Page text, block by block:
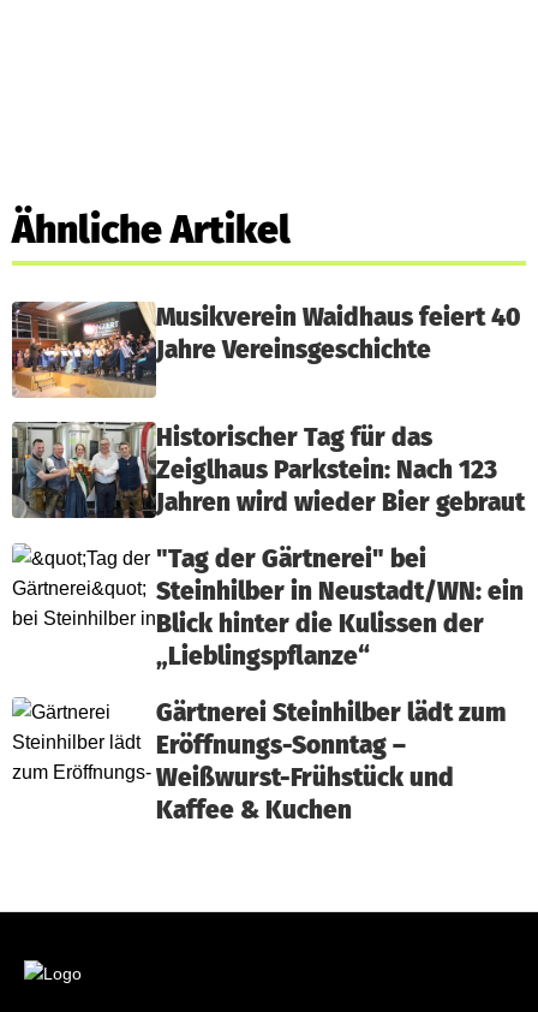
Ähnliche Artikel
Musikverein Waidhaus feiert 40
Jahre Vereinsgeschichte
Historischer Tag für das
Zeiglhaus Parkstein: Nach 123
Jahren wird wieder Bier gebraut
"Tag der Gärtnerei" bei
Steinhilber in Neustadt/WN: ein
Blick hinter die Kulissen der
„Lieblingspflanze“
Gärtnerei Steinhilber lädt zum
Eröffnungs-Sonntag –
Weißwurst-Frühstück und
Kaffee & Kuchen